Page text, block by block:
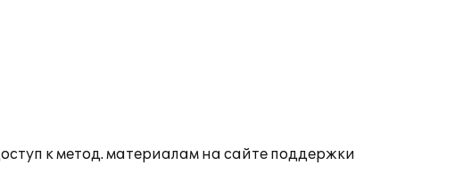
к метод. материалам на сайте поддержки